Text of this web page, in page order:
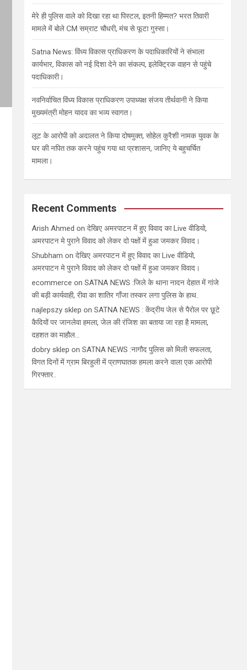
मेरे ही पुलिस वाले को दिखा रहा था पिस्टल, इतनी हिम्मत? भरत तिवारी
मामले में बोले CM सम्राट चौधरी, मंच से फूटा गुस्सा।
Satna News: विंध्य विकास प्राधिकरण के पदाधिकारियों ने संभाला
कार्यभार, विकास को नई दिशा देने का संकल्प, इलेक्ट्रिक वाहन से पहुंचे
पदाधिकारी।
नवनिर्वाचित विंध्य विकास प्राधिकरण उपाध्यक्ष संजय तीर्थवानी ने किया
मुख्यमंत्री मोहन यादव का भव्य स्वागत।
लूट के आरोपी को अदालत ने किया दोषमुक्त, सोहेल कुरैशी नामक युवक के
घर की नपित तक करने पहुंच गया था प्रशासन, जानिए ये बहुचर्चित
मामला।
Recent Comments
Arish Ahmed onदेखिए अमरपाटन में हुए विवाद का Live वीडियो,
अमरपाटन मे पुराने विवाद को लेकर दो पक्षों में हुआ जमकर विवाद।
Shubham onदेखिए अमरपाटन में हुए विवाद का Live वीडियो,
अमरपाटन मे पुराने विवाद को लेकर दो पक्षों में हुआ जमकर विवाद।
ecommerce onSATNA NEWS :जिले के थाना नादन देहात में गांजे
की बड़ी कार्यवाही, रीवा का शातिर गाँजा तस्कर लगा पुलिस के हाथ..
najlepszy sklep onSATNA NEWS : केंद्रीय जेल से पैरोल पर छूटे
कैदियों पर जानलेवा हमला, जेल की रंजिश का बताया जा रहा है मामला,
दहशत का माहौल…
dobry sklep onSATNA NEWS :नागौद पुलिस को मिली सफलता,
विगत दिनों में ग्राम बिरहुली में प्राणघातक हमला करने वाला एक आरोपी
गिरफ्तार..